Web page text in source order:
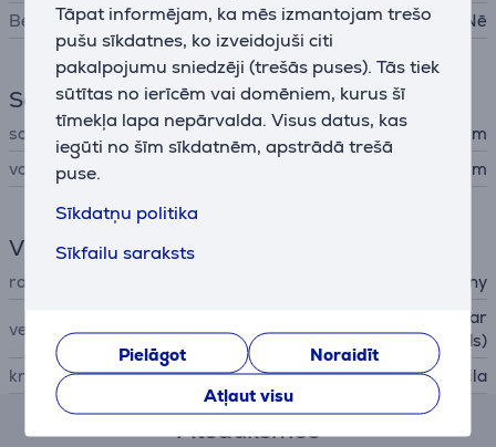
Tāpat informējam, ka mēs izmantojam trešo
pušu sīkdatnes, ko izveidojuši citi
pakalpojumu sniedzēji (trešās puses). Tās tiek
sūtītas no ierīcēm vai domēniem, kurus šī
tīmekļa lapa nepārvalda. Visus datus, kas
iegūti no šīm sīkdatnēm, apstrādā trešā
puse.
Sīkdatņu politika
Sīkfailu saraksts
Pielāgot
Noraidīt
Atļaut visu
Bezvadu austiņas (wireless)
Nē
Savienojums
savienojuma veids
3,5 mm
vada garums
1,2 m
Vispārējais parametrs
ražotājs Sony
veids
Ausī ieliekamas austiņas (ear
buds)
krāsa
balta, zila
Atsauksmes